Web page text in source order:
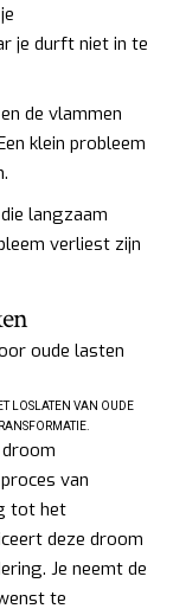
je durft niet in te
de vlammen
klein probleem
langzaam
verliest zijn
LOSLATEN VAN OUDE
van
tot het
deze droom
Je neemt de
te